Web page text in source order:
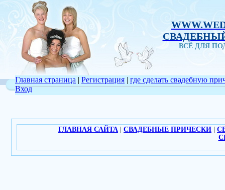
ВСЁ ДЛЯ
Главная страница | Регистрация |
Вход
где сделать свадебную
ГЛАВНАЯ САЙТА СВАДЕБНЫЕ ПРИЧЕСКИ